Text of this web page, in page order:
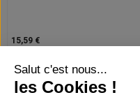
15,59 €